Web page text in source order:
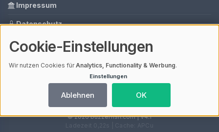
Impressum
Datenschutz
Informationen zur Inhalt
Ihre Datenschutzeinstellungen
© 2026 buzzerfish.com | V4.1
Ladezeit 0,22s | Cache: APCu
Cookie-Einstellungen
Wir nutzen Cookies fürAnalytics, Functionality & Werbung.
Einstellungen
Ablehnen OK